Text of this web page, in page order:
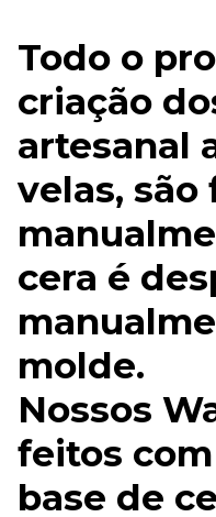
Todo o
criação
artesanal
velas, são
cera é
molde.
Nossos
feitos
base de